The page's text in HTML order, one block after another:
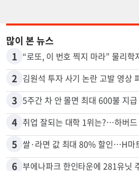
많이 본 뉴스
1 “로또, 이 번호 찍지 마라” 물리학
2 김원석 투자 사기 논란 고발 영상
3 5주간 차 안 몰면 최대 600불 지급
4 취업 잘되는 대학 1위는?…하버드
5 쌀·라면 값 최대 80% 할인…H마
6 부에나파크 한인타운에 281유닛